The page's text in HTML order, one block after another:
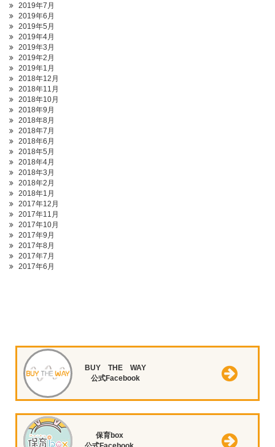
2019年7月
2019年6月
2019年5月
2019年4月
2019年3月
2019年2月
2019年1月
2018年12月
2018年11月
2018年10月
2018年9月
2018年8月
2018年7月
2018年6月
2018年5月
2018年4月
2018年3月
2018年2月
2018年1月
2017年12月
2017年11月
2017年10月
2017年9月
2017年8月
2017年7月
2017年6月
BUY THE WAY
公式Facebook
保育box